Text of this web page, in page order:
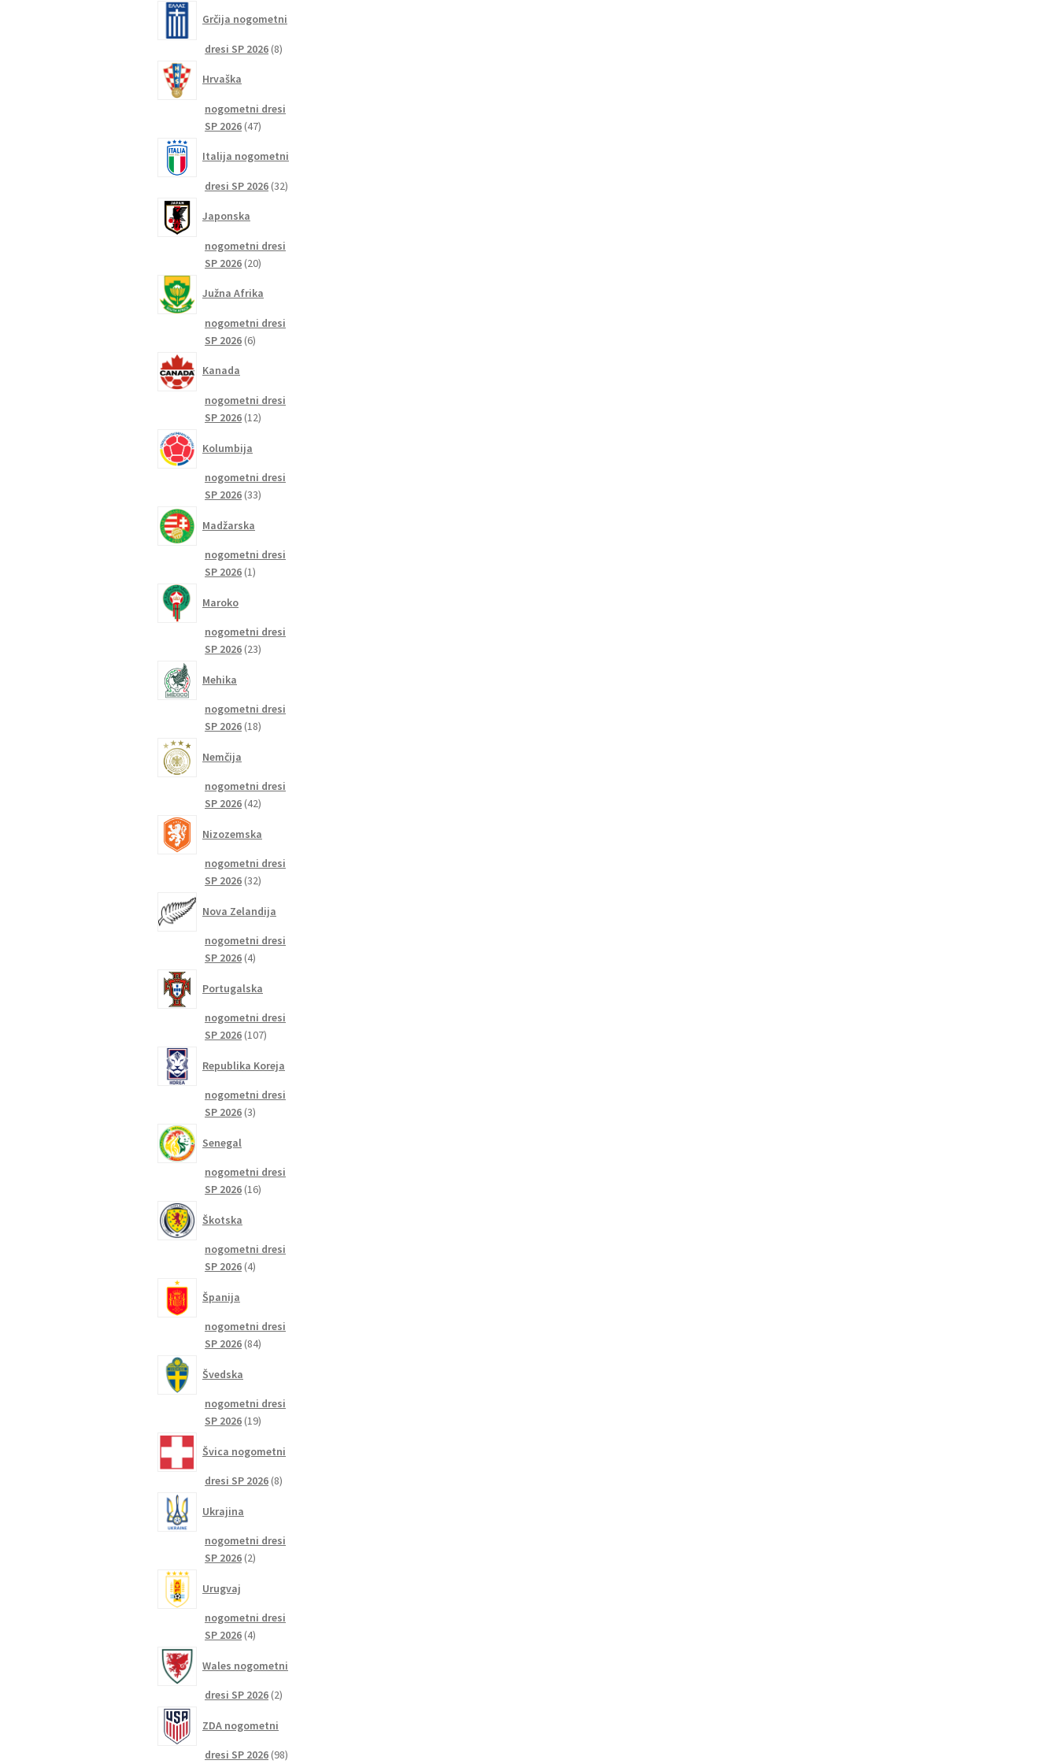
Grčija nogometni
dresi SP 2026 88
Hrvaška
nogometni dresi
SP 2026 4747
Italija nogometni
dresi SP 2026 3232
Japonska
nogometni dresi
SP 2026 2020
Južna Afrika
nogometni dresi
SP 2026 66
Kanada
nogometni dresi
SP 2026 1212
Kolumbija
nogometni dresi
SP 2026 3333
Madžarska
nogometni dresi
SP 2026 11
Maroko
nogometni dresi
SP 2026 2323
Mehika
nogometni dresi
SP 2026 1818
Nemčija
nogometni dresi
SP 2026 4242
Nizozemska
nogometni dresi
SP 2026 3232
Nova Zelandija
nogometni dresi
SP 2026 44
Portugalska
nogometni dresi
SP 2026 107107
Republika Koreja
nogometni dresi
SP 2026 33
Senegal
nogometni dresi
SP 2026 1616
Škotska
nogometni dresi
SP 2026 44
Španija
nogometni dresi
SP 2026 8484
Švedska
nogometni dresi
SP 2026 1919
Švica nogometni
dresi SP 2026 88
Ukrajina
nogometni dresi
SP 2026 22
Urugvaj
nogometni dresi
SP 2026 44
Wales nogometni
dresi SP 2026 22
ZDA nogometni
dresi SP 2026 9898